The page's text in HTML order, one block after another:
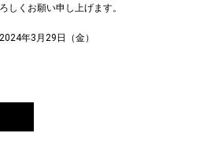
しくお願い申し上げます。
年3月29日（金）